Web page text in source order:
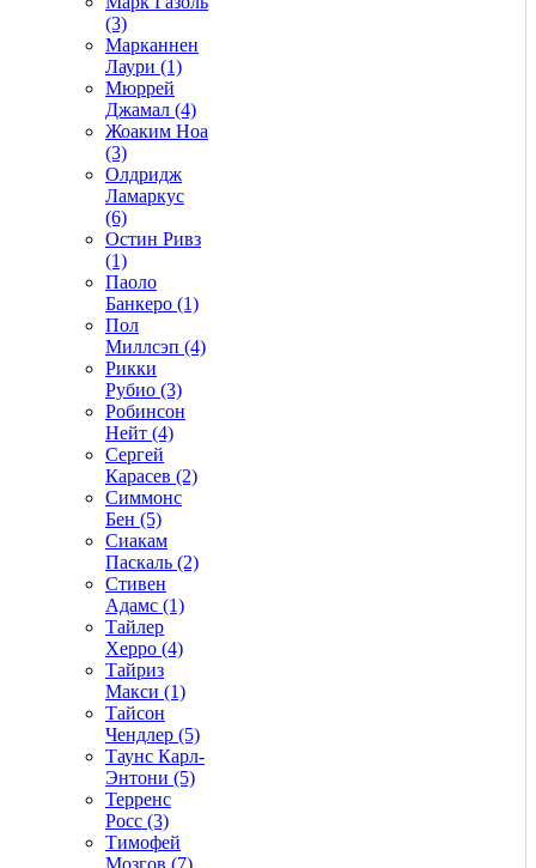
(3)
Марканнен
Лаури (1)
Мюррей
Джамал (4)
Жоаким Ноа
(3)
Олдридж
Ламаркус
(6)
Остин Ривз
(1)
Паоло
Банкеро (1)
Пол
Миллсэп (4)
Рикки
Рубио (3)
Робинсон
Нейт (4)
Сергей
Карасев (2)
Симмонс
Бен (5)
Сиакам
Паскаль (2)
Стивен
Адамс (1)
Тайлер
Херро (4)
Тайриз
Макси (1)
Тайсон
Чендлер (5)
Таунс Карл-
Энтони (5)
Терренс
Росс (3)
Тимофей
Мозгов (7)